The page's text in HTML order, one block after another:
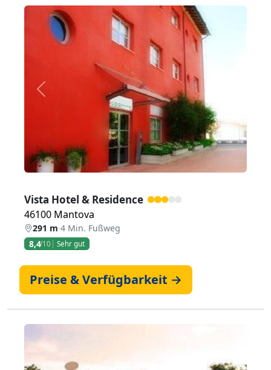
Zurück
Vista Hotel & Residence
46100 Mantova
291 m·4 Min. Fußweg
8,4/10 Sehr gut
Preise & Verfügbarkeit →